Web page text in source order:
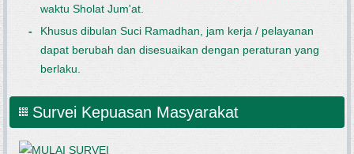
waktu Sholat Jum'at.
-
Khusus dibulan Suci Ramadhan, jam kerja / pelayanan
dapat berubah dan disesuaikan dengan peraturan yang
berlaku.
Survei Kepuasan Masyarakat